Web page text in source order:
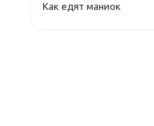
Как едят маниок